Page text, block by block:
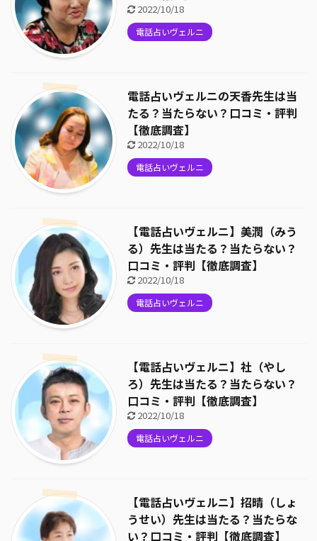
2022/10/18
電話占いヴェルニ
電話占いヴェルニの天香先生は当
たる？当たらない？口コミ・評判
【徹底調査】
2022/10/18
電話占いヴェルニ
【電話占いヴェルニ】美潤（みう
る）先生は当たる？当たらない？
口コミ・評判【徹底調査】
2022/10/18
電話占いヴェルニ
【電話占いヴェルニ】社（やし
ろ）先生は当たる？当たらない？
口コミ・評判【徹底調査】
2022/10/18
電話占いヴェルニ
【電話占いヴェルニ】招晴（しょ
うせい）先生は当たる？当たらな
い？口コミ・評判【徹底調査】